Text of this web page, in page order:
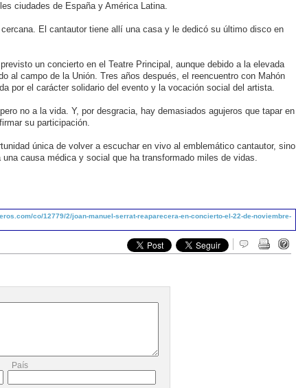
ciudades de España y América Latina.
El cantautor tiene allí una casa y le dedicó su último disco en
un concierto en el Teatre Principal, aunque debido a la elevada
al campo de la Unión. Tres años después, el reencuentro con Mahón
por el carácter solidario del evento y la vocación social del artista.
no a la vida. Y, por desgracia, hay demasiados agujeros que tapar en
su participación.
única de volver a escuchar en vivo al emblemático cantautor, sino
causa médica y social que ha transformado miles de vidas.
co/12779/2/joan-manuel-serrat-reaparecera-en-concierto-el-22-de-noviembre-
País